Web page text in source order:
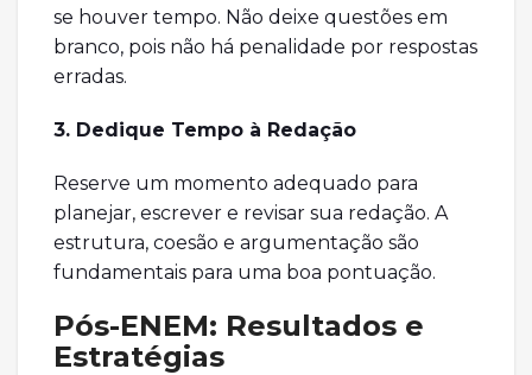
se houver tempo. Não deixe questões em
branco, pois não há penalidade por respostas
erradas.
3. Dedique Tempo à Redação
Reserve um momento adequado para
planejar, escrever e revisar sua redação. A
estrutura, coesão e argumentação são
fundamentais para uma boa pontuação.
Pós-ENEM: Resultados e
Estratégias